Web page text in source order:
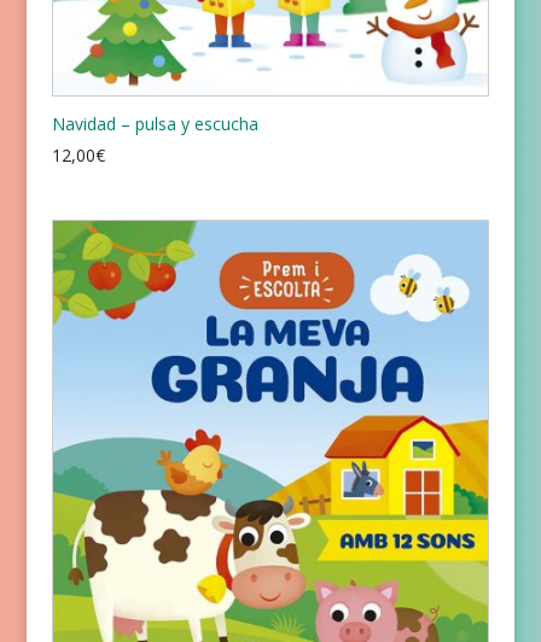
Navidad – pulsa y escucha
12,00€